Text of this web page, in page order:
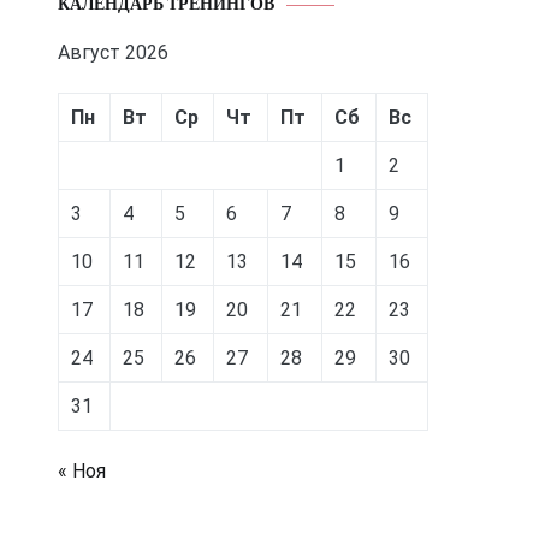
Август 2026
Пн Вт Ср Чт Пт Сб Вс
1 2
3 4 5 6 7 8 9
10 11 12 13 14 15 16
17 18 19 20 21 22 23
24 25 26 27 28 29 30
31
« Ноя